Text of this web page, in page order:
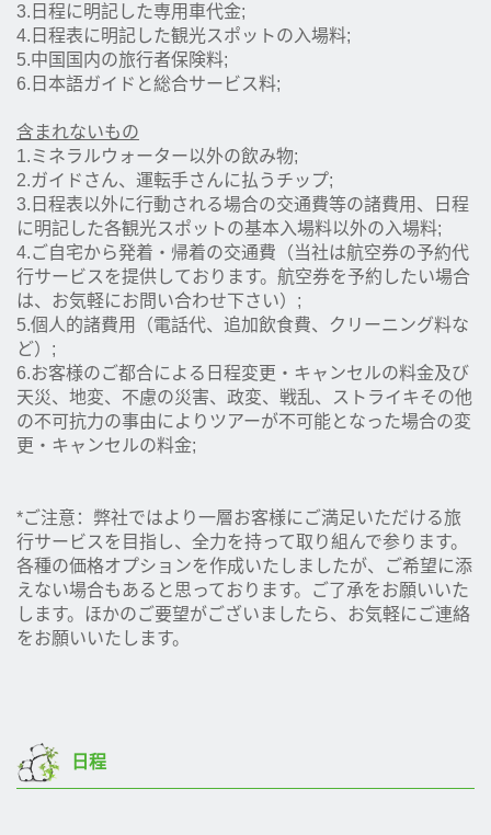
3.日程に明記した専用車代金;
4.日程表に明記した観光スポットの入場料;
5.中国国内の旅行者保険料;
6.日本語ガイドと総合サービス料;
含まれないもの
1.ミネラルウォーター以外の飲み物;
2.ガイドさん、運転手さんに払うチップ;
3.日程表以外に行動される場合の交通費等の諸費用、日程
に明記した各観光スポットの基本入場料以外の入場料;
4.ご自宅から発着・帰着の交通費（当社は航空券の予約代
行サービスを提供しております。航空券を予約したい場合
は、お気軽にお問い合わせ下さい）;
5.個人的諸費用（電話代、追加飲食費、クリーニング料な
ど）;
6.お客様のご都合による日程変更・キャンセルの料金及び
天災、地変、不慮の災害、政変、戦乱、ストライキその他
の不可抗力の事由によりツアーが不可能となった場合の変
更・キャンセルの料金;
*ご注意：弊社ではより一層お客様にご満足いただける旅
行サービスを目指し、全力を持って取り組んで参ります。
各種の価格オプションを作成いたしましたが、ご希望に添
えない場合もあると思っております。ご了承をお願いいた
します。ほかのご要望がございましたら、お気軽にご連絡
をお願いいたします。
日程